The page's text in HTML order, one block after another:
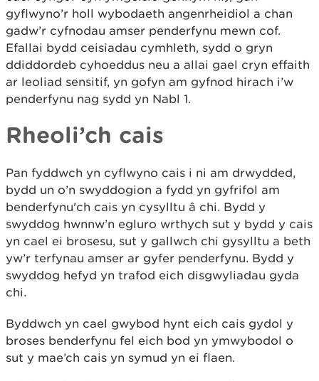
gyflwyno’r holl wybodaeth angenrheidiol a chan
gadw’r cyfnodau amser penderfynu mewn cof.
Efallai bydd ceisiadau cymhleth, sydd o gryn
ddiddordeb cyhoeddus neu a allai gael cryn effaith
ar leoliad sensitif, yn gofyn am gyfnod hirach i’w
penderfynu nag sydd yn Nabl 1.
Rheoli’ch cais
Pan fyddwch yn cyflwyno cais i ni am drwydded,
bydd un o’n swyddogion a fydd yn gyfrifol am
benderfynu'ch cais yn cysylltu â chi. Bydd y
swyddog hwnnw’n egluro wrthych sut y bydd y cais
yn cael ei brosesu, sut y gallwch chi gysylltu a beth
yw’r terfynau amser ar gyfer penderfynu. Bydd y
swyddog hefyd yn trafod eich disgwyliadau gyda
chi.
Byddwch yn cael gwybod hynt eich cais gydol y
broses benderfynu fel eich bod yn ymwybodol o
sut y mae’ch cais yn symud yn ei flaen.